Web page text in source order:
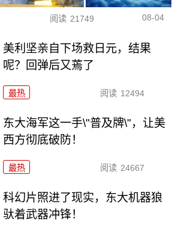
阅读 21749 08-04
美利坚亲自下场救日元，结果
呢？回弹后又蔫了
最热 阅读 12494
东大海军这一手\"普及牌\"，让美
西方彻底破防！
最热 阅读 24667
科幻片照进了现实，东大机器狼
驮着武器冲锋！